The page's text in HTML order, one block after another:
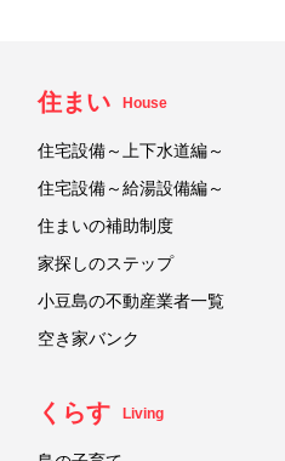
住まい House
住宅設備～上下水道編～
住宅設備～給湯設備編～
住まいの補助制度
家探しのステップ
小豆島の不動産業者一覧
空き家バンク
くらす Living